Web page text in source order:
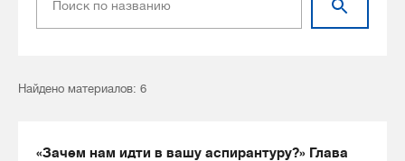
Найдено материалов: 6
«Зачем нам идти в вашу аспирантуру?» Глава